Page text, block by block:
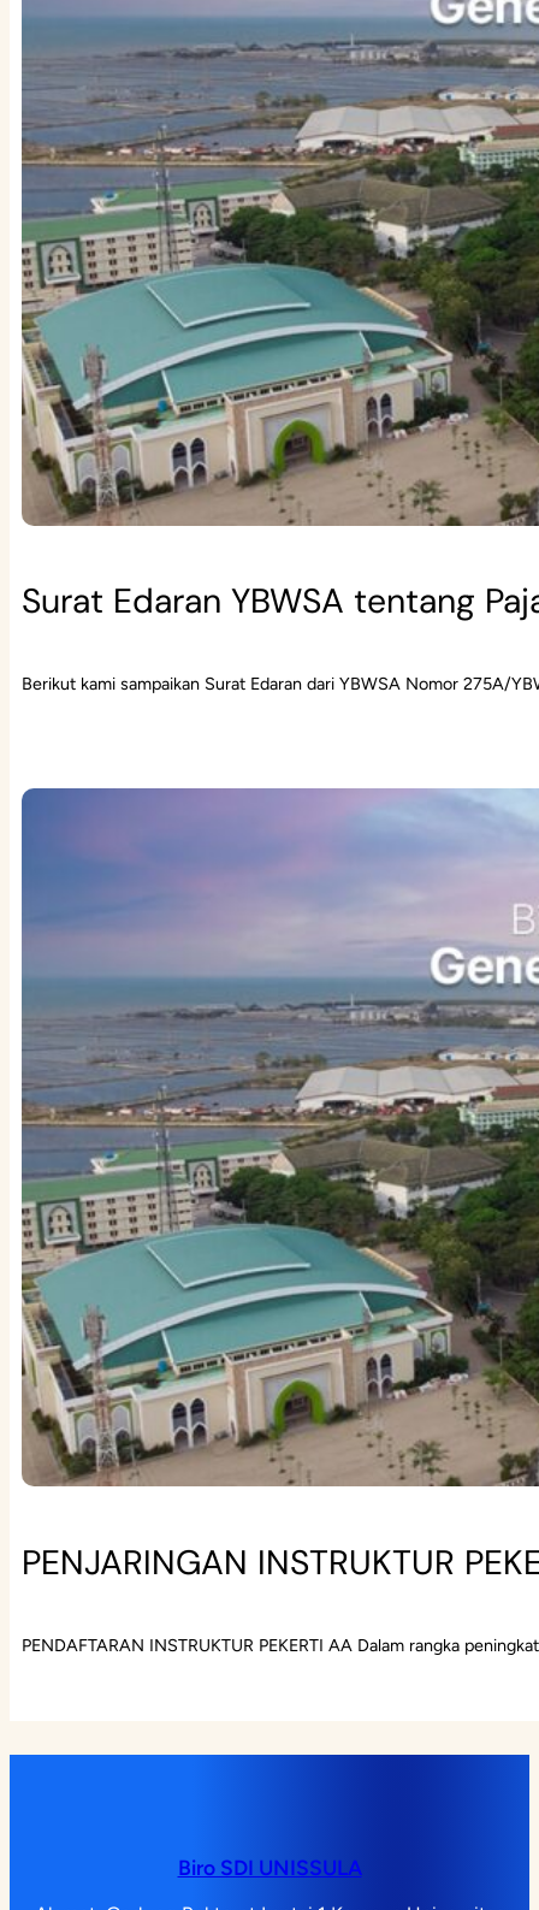
Surat Edaran YBWSA tentang
Berikut kami sampaikan Surat Edaran dari YBWSA Nomor 275A/
PENJARINGAN INSTRUKTUR
PENDAFTARAN INSTRUKTUR PEKERTI AA Dalam rangka
Biro SDI UNISSULA